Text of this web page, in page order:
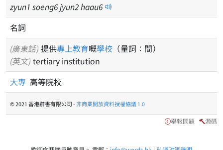
zyun1 soeng6jyun2haau6
名詞
(廣東話) 提供專上教育嘅學校 （量詞：間）
(英文) tertiary institution
大專 高等院校
© 2021 香港辭書有限公司 -非商業開放資料授權協議 1.0
舉報問題 源碼